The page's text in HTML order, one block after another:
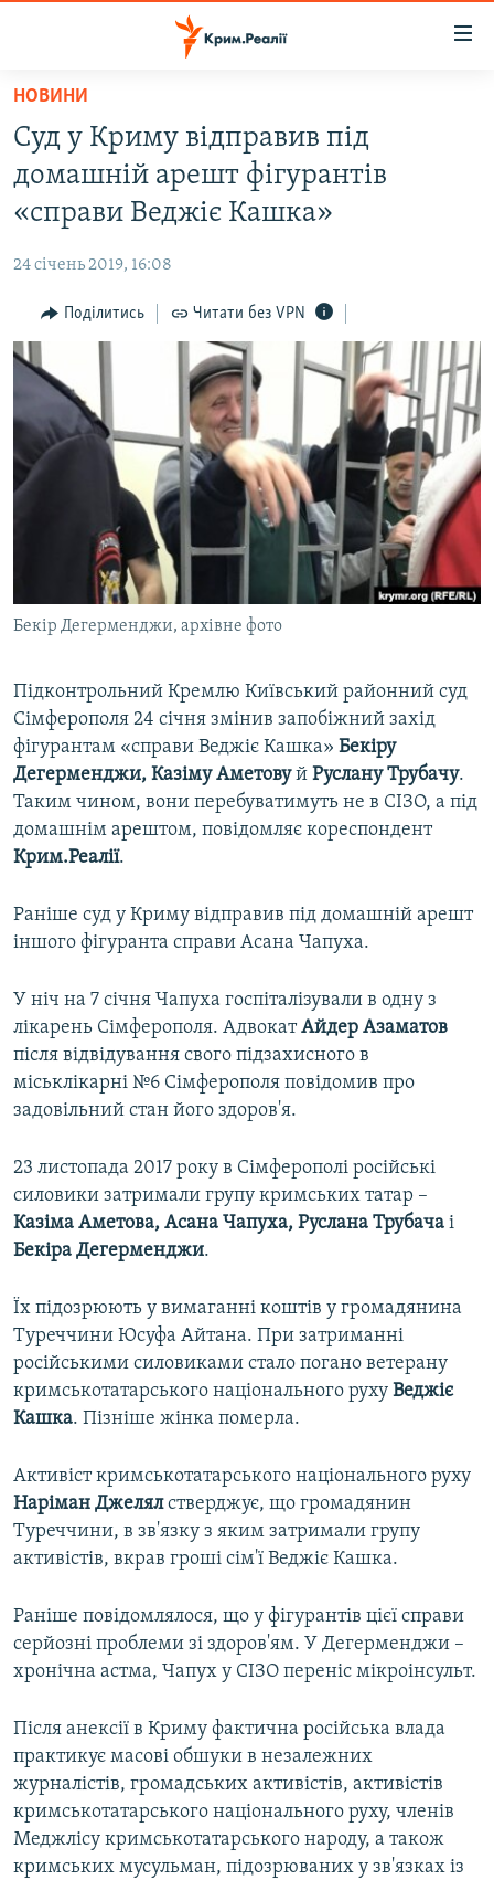
Перейти
основного
матеріалу
до
основної
Перейти
до
пошуку
ВОДА.КРИМ
ВІДЕО ТА ФОТО
БЛОГИ
ПОГЛЯД
ІНТЕРВ'Ю
ВСЕ ЗА ДЕНЬ
СПЕЦПРОЕКТИ
ДЕПОРТАЦІЯ
ВІДЕОУРОКИ «ELIFBE»
СВІДЧЕННЯ ОКУПАЦІЇ
УКРАЇНСЬКА ПРОБЛЕМА КРИМУ
ІНФОГРАФІКА
ЯК ОБІЙТИ БЛОКУВАННЯ
Qırımtatar
ДОЛУЧАЙСЯ!
Усі сайти RFE/RL
НОВИНИ
Суд у Криму відправив під
домашній арешт фігурантів
«справи Веджіє Кашка»
24 січень 2019, 16:08
Поділитись Читати без VPN
Бекір Дегерменджи, архівне фото
Підконтрольний Кремлю Київський районний суд
Сімферополя 24 січня змінив запобіжний захід
фігурантам «справи Веджіє Кашка» Бекіру
Дегерменджи, Казіму Аметовуй Руслану Трубачу.
Таким чином, вони перебуватимуть не в СІЗО, а під
домашнім арештом, повідомляє кореспондент
Крим.Реалії.
Раніше суд у Криму відправив під домашній арешт
іншого фігуранта справи Асана Чапуха.
У ніч на 7 січня Чапуха госпіталізували в одну з
лікарень Сімферополя. АдвокатАйдер Азаматов
після відвідування свого підзахисного в
міськлікарні №6 Сімферополя повідомив про
задовільний стан його здоров'я.
23 листопада 2017 року в Сімферополі російські
силовики затримали групу кримських татар –
Казіма Аметова, Асана Чапуха, Руслана Трубача і
Бекіра Дегерменджи.
Їх підозрюють у вимаганні коштів у громадянина
Туреччини Юсуфа Айтана. При затриманні
російськими силовиками стало погано ветерану
кримськотатарського національного руху Веджіє
Кашка. Пізніше жінка померла.
Активіст кримськотатарського національного руху
Наріман Джелялстверджує, що громадянин
Туреччини, в зв'язку з яким затримали групу
активістів, вкрав гроші сім'ї Веджіє Кашка.
Раніше повідомлялося, що у фігурантів цієї справи
серйозні проблеми зі здоров'ям. У Дегерменджи –
хронічна астма, Чапух у СІЗО переніс мікроінсульт.
Після анексії в Криму фактична російська влада
практикує масові обшуки в незалежних
журналістів, громадських активістів, активістів
кримськотатарського національного руху, членів
Меджлісу кримськотатарського народу, а також
кримських мусульман, підозрюваних у зв'язках із